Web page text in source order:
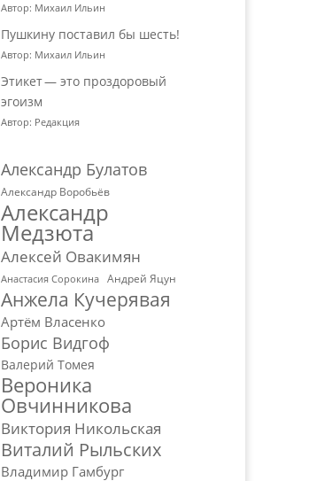
Автор: Михаил Ильин
Пушкину поставил бы шесть!
Автор: Михаил Ильин
Этикет — это проздоровый
эгоизм
Автор: Редакция
Александр Булатов
Александр Воробьёв
Александр
Медзюта
Алексей Овакимян
Анастасия Сорокина Андрей Яцун
Анжела Кучерявая
Артём Власенко
Борис Видгоф
Валерий Томея
Вероника
Овчинникова
Виктория Никольская
Виталий Рыльских
Владимир Гамбург